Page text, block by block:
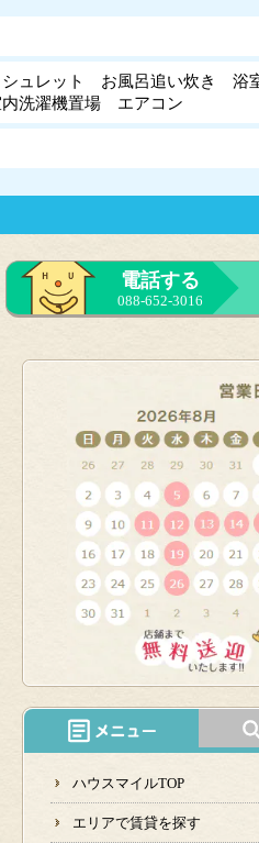
ュレット お風呂追い炊き
洗濯機置場 エアコン
電話する
088-652-3016
ハウスマイルTOP
エリアで賃貸を探す